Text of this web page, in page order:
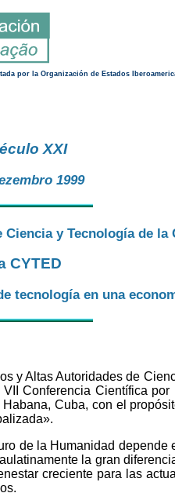
por la Organización de Estados
XXI
1999
y Tecnología de la
CYTED
tecnología en una
y Altas Autoridades de
Conferencia Científica
Cuba, con el
de la Humanidad
la gran
creciente para las